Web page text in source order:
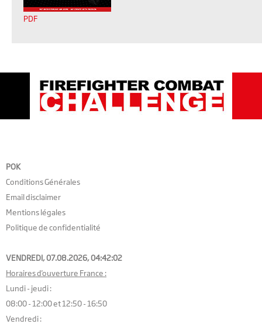
PDF
POK
Conditions Générales
Email disclaimer
Mentions légales
Politique de confidentialité
VENDREDI, 07.08.2026,04:42:03
Horaires d'ouverture France :
Lundi - jeudi :
08:00 - 12:00 et 12:50 - 16:50
Vendredi :